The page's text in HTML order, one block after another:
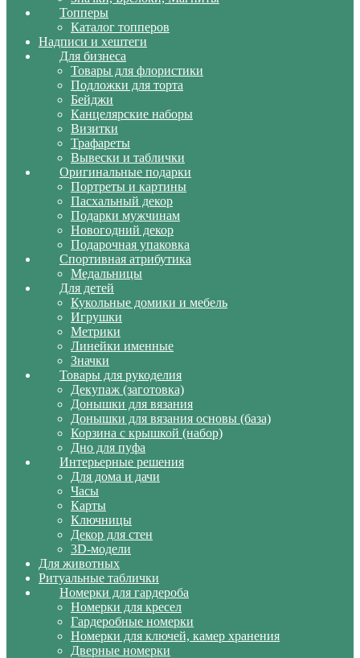
Топперы
Каталог топперов
Надписи и хештеги
Для бизнеса
Товары для флористики
Подложки для торта
Бейджи
Канцелярские наборы
Визитки
Трафареты
Вывески и таблички
Оригинальные подарки
Портреты и картины
Пасхальный декор
Подарки мужчинам
Новогодний декор
Подарочная упаковка
Спортивная атрибутика
Медальницы
Для детей
Кукольные домики и мебель
Игрушки
Метрики
Линейки именные
Значки
Товары для рукоделия
Декупаж (заготовка)
Донышки для вязания
Донышки для вязания основы (база)
Корзина с крышкой (набор)
Дно для пуфа
Интерьерные решения
Для дома и дачи
Часы
Карты
Ключницы
Декор для стен
3D-модели
Для животных
Ритуальные таблички
Номерки для гардероба
Номерки для кресел
Гардеробные номерки
Номерки для ключей, камер хранения
Дверные номерки